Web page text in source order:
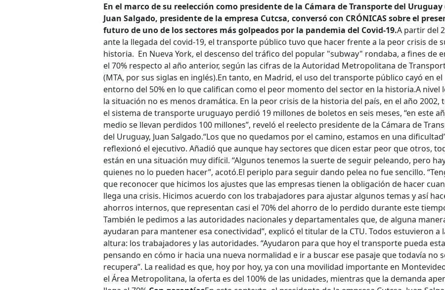
En el marco de su reelección como presidente de la Cámara de Transporte del Uruguay
Juan Salgado, presidente de la empresa Cutcsa, conversó con CRÓNICASsobre el
futuro de uno de los sectores más golpeados por la pandemia del Covid-19.A partir del
ante la llegada del covid-19, el transporte público tuvo que hacer frente a la peor crisis de
historia. En Nueva York, el descenso del tráfico del popular "subway" rondaba, a fines de
el 70% respecto al año anterior, según las cifras de la Autoridad Metropolitana de
(MTA, por sus siglas en inglés).En tanto, en Madrid, el uso del transporte público cayó en el
entorno del 50% en lo que califican como el peor momento del sector en la historia.A nivel
la situación no es menos dramática. En la peor crisis de la historia del país, en el año 2002,
el sistema de transporte uruguayo perdió 19 millones de boletos en seis meses, “en este
medio se llevan perdidos 100 millones”, reveló el reelecto presidente de la Cámara de
del Uruguay, Juan Salgado.“Los que no quedamos por el camino, estamos en una
reflexionó el ejecutivo. Añadió que aunque hay sectores que dicen estar peor que otros,
están en una situación muy difícil. “Algunos tenemos la suerte de seguir peleando, pero
quienes no lo pueden hacer”, acotó.El periplo para seguir dando pelea no fue sencillo.
que reconocer que hicimos los ajustes que las empresas tienen la obligación de hacer
llega una crisis. Hicimos acuerdo con los trabajadores para ajustar algunos temas y así
ahorros internos, que representan casi el 70% del ahorro de lo perdido durante este
También le pedimos a las autoridades nacionales y departamentales que, de alguna
ayudaran para mantener esa conectividad”, explicó el titular de la CTU. Todos estuvieron a
altura: los trabajadores y las autoridades. “Ayudaron para que hoy el transporte pueda
pensando en cómo ir hacia una nueva normalidad e ir a buscar ese pasaje que todavía no
recupera”. La realidad es que, hoy por hoy, ya con una movilidad importante en
el Área Metropolitana, la oferta es del 100% de las unidades, mientras que la demanda